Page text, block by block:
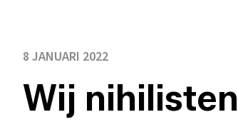
8 JANUARI 2022
Wij nihilisten